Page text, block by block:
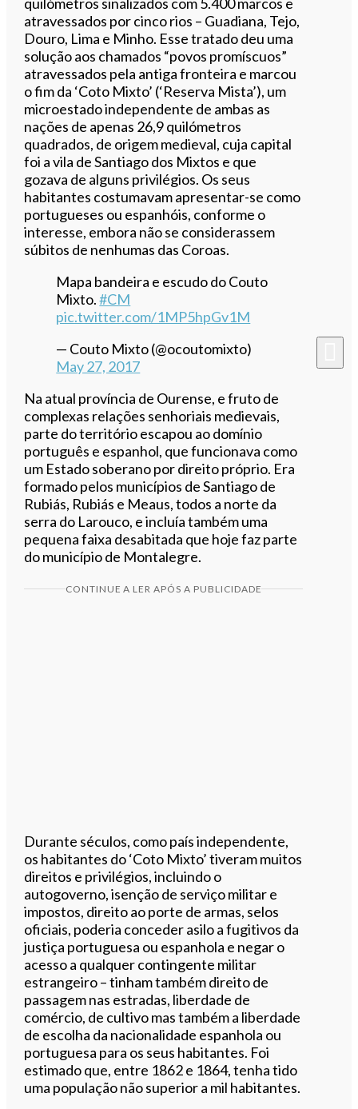
atravessados ​​por cinco rios – Guadiana, Tejo,
Douro, Lima e Minho. Esse tratado deu uma
solução aos chamados “povos promíscuos”
atravessados ​​pela antiga fronteira e marcou
o fim da ‘Coto Mixto’ (‘Reserva Mista’), um
microestado independente de ambas as
nações de apenas 26,9 quilómetros
quadrados, de origem medieval, cuja capital
foi a vila de Santiago dos Mixtos e que
gozava de alguns privilégios. Os seus
habitantes costumavam apresentar-se como
portugueses ou espanhóis, conforme o
interesse, embora não se considerassem
súbitos de nenhumas das Coroas.
Mapa bandeira e escudo do Couto
Mixto.#CM
pic.twitter.com/1MP5hpGv1M
— Couto Mixto (@ocoutomixto)
May 27, 2017
Na atual província de Ourense, e fruto de
complexas relações senhoriais medievais,
parte do território escapou ao domínio
português e espanhol, que funcionava como
um Estado soberano por direito próprio. Era
formado pelos municípios de Santiago de
Rubiás, Rubiás e Meaus, todos a norte da
serra do Larouco, e incluía também uma
pequena faixa desabitada que hoje faz parte
do município de Montalegre.
CONTINUE A LER APÓS A PUBLICIDADE
Durante séculos, como país independente,
os habitantes do ‘Coto Mixto’ tiveram muitos
direitos e privilégios, incluindo o
autogoverno, isenção de serviço militar e
impostos, direito ao porte de armas, selos
oficiais, poderia conceder asilo a fugitivos da
justiça portuguesa ou espanhola e negar o
acesso a qualquer contingente militar
estrangeiro – tinham também direito de
passagem nas estradas, liberdade de
comércio, de cultivo mas também a liberdade
de escolha da nacionalidade espanhola ou
portuguesa para os seus habitantes. Foi
estimado que, entre 1862 e 1864, tenha tido
uma população não superior a mil habitantes.